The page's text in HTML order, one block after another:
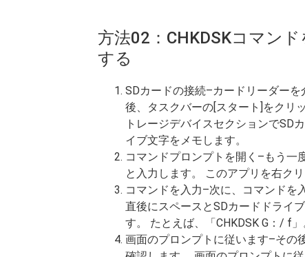
方法02：CHKDSKコマン
する
SDカードの接続–カードリーダー
後、タスクバーの[スタート]をクリ
トレージデバイスセクションでSD
イブ文字をメモします。
コマンドプロンプトを開く–もう一
と入力します。 このアプリを右ク
コマンドを入力–次に、コマンドを
直後にスペースとSDカードドライ
す。 たとえば、「CHKDSK G：/ f」
画面のプロンプトに従います–その